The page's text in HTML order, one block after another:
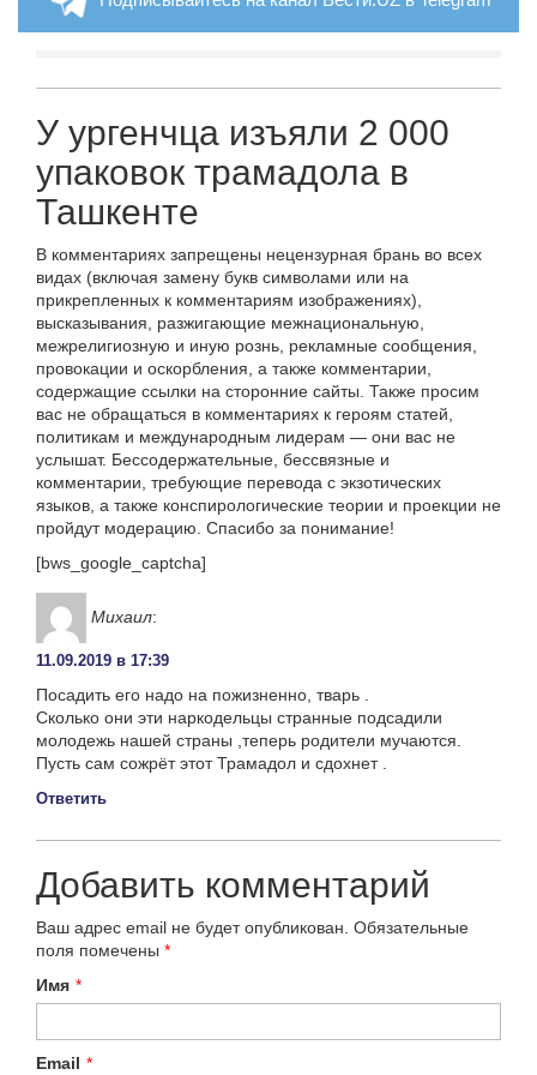
У ургенчца изъяли 2 000
упаковок трамадола в
Ташкенте
В комментариях запрещены нецензурная брань во всех
видах (включая замену букв символами или на
прикрепленных к комментариям изображениях),
высказывания, разжигающие межнациональную,
межрелигиозную и иную рознь, рекламные сообщения,
провокации и оскорбления, а также комментарии,
содержащие ссылки на сторонние сайты. Также просим
вас не обращаться в комментариях к героям статей,
политикам и международным лидерам — они вас не
услышат. Бессодержательные, бессвязные и
комментарии, требующие перевода с экзотических
языков, а также конспирологические теории и проекции не
пройдут модерацию. Спасибо за понимание!
[bws_google_captcha]
Михаил:
11.09.2019 в 17:39
Посадить его надо на пожизненно, тварь .
Сколько они эти наркодельцы странные подсадили
молодежь нашей страны ,теперь родители мучаются.
Пусть сам сожрёт этот Трамадол и сдохнет .
Ответить
Добавить комментарий
Ваш адрес email не будет опубликован. Обязательные
поля помечены *
Имя *
Email *